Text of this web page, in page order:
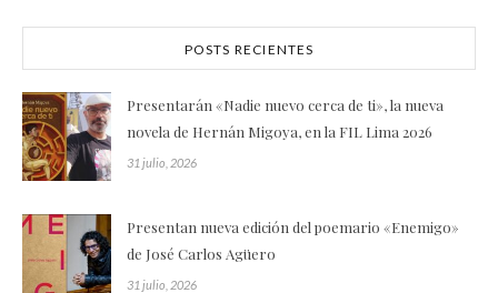
POSTS RECIENTES
Presentarán «Nadie nuevo cerca de ti», la nueva
novela de Hernán Migoya, en la FIL Lima 2026
31 julio, 2026
Presentan nueva edición del poemario «Enemigo»
de José Carlos Agüero
31 julio, 2026